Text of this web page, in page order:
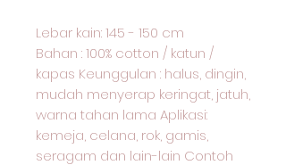
Lebar kain: 145 - 150 cm
Bahan : 100% cotton / katun /
kapas Keunggulan : halus, dingin,
mudah menyerap keringat, jatuh,
warna tahan lama Aplikasi:
kemeja, celana, rok, gamis,
seragam dan lain-lain Contoh